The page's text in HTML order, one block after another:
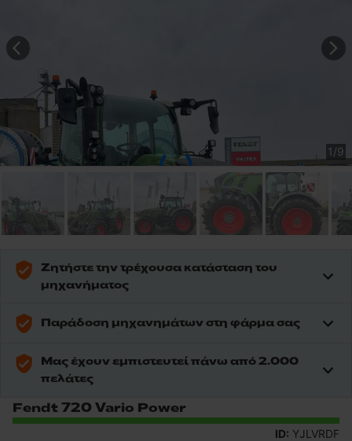
1/9
Ζητήστε την τρέχουσα κατάσταση του
μηχανήματος
Παράδοση μηχανημάτων στη φάρμα σας
Μας έχουν εμπιστευτεί πάνω από 2.000
πελάτες
Fendt 720 Vario Power
ID: YJLVRDF